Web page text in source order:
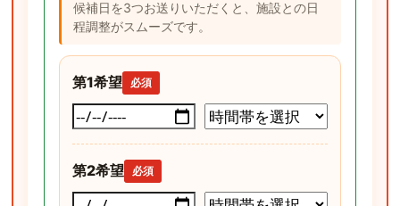
候補日を3つお送りいただくと、施設との日
程調整がスムーズです。
第1希望 必須
第2希望 必須